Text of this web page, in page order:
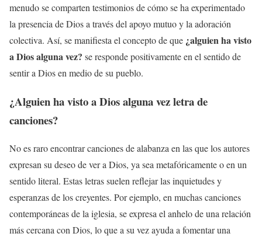
menudo se comparten testimonios de cómo se ha experimentado
la presencia de Dios a través del apoyo mutuo y la adoración
colectiva. Así, se manifiesta el concepto de que ¿alguien ha visto
a Dios alguna vez? se responde positivamente en el sentido de
sentir a Dios en medio de su pueblo.
¿Alguien ha visto a Dios alguna vez letra de
canciones?
No es raro encontrar canciones de alabanza en las que los autores
expresan su deseo de ver a Dios, ya sea metafóricamente o en un
sentido literal. Estas letras suelen reflejar las inquietudes y
esperanzas de los creyentes. Por ejemplo, en muchas canciones
contemporáneas de la iglesia, se expresa el anhelo de una relación
más cercana con Dios, lo que a su vez ayuda a fomentar una